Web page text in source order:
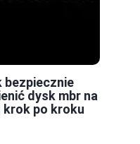
bezpiecznie
dysk mbr na
krok po kroku